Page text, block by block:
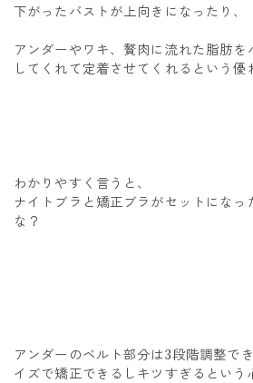
下がったバストが上向きになったり、
アンダーやワキ、贅肉に流れた脂肪を
してくれて定着させてくれるという優
わかりやすく言うと、
ナイトブラと矯正ブラがセットになっ
な？
アンダーのベルト部分は3段階調整で
イズで矯正できるしキツすぎるという